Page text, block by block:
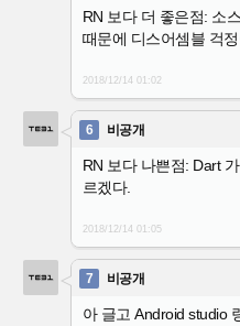
RN 보다 더 좋은점: 소
때문에 디스어셈블 걱
2018/12/14 01:02
6 비공개
RN 보다 나쁜점: Dart
르겠다.
2018/12/14 01:05
7 비공개
아 글고 Android studio